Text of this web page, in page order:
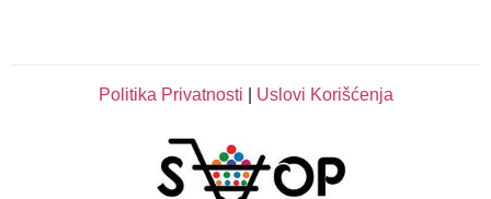
Politika Privatnosti Uslovi Korišćenja